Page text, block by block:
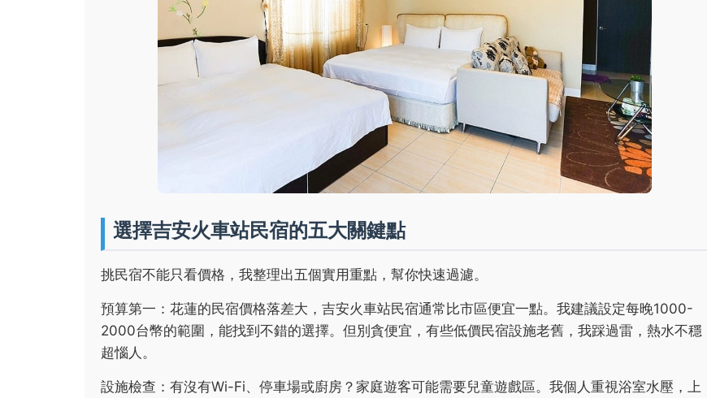
選擇吉安火車站民宿的五大關鍵點
挑民宿不能只看價格，我整理出五個實用重點，幫你快速過濾。
預算第一：花蓮的民宿價格落差大，吉安火車站民宿通常比市區便宜一點。我建議設定每晚1000-
2000台幣的範圍，能找到不錯的選擇。但別貪便宜，有些低價民宿設施老舊，我踩過雷，熱水不穩
超惱人。
設施檢查：有沒有Wi-Fi、停車場或廚房？家庭遊客可能需要兒童遊戲區。我個人重視浴室水壓，上